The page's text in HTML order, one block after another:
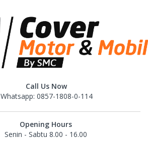
Call Us Now
Whatsapp: 0857-1808-0-114
Opening Hours
Senin - Sabtu 8.00 - 16.00